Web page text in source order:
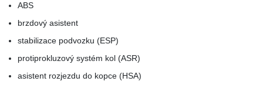
ABS
brzdový asistent
stabilizace podvozku (ESP)
protiprokluzový systém kol (ASR)
asistent rozjezdu do kopce (HSA)